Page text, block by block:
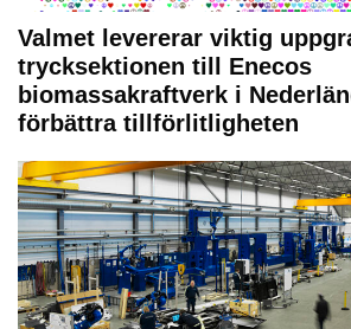
Valmet levererar viktig
trycksektionen till Enecos
biomassakraftverk i
förbättra tillförlitligheten